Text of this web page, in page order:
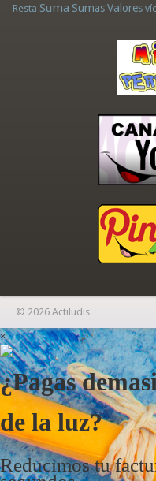
Resta Suma Sumas Valores
© 2026 Actiludis
×
¿Pagas
de la luz?
Reducimos tu